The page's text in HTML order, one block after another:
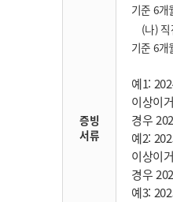
증빙
서류
기준 6개
(나) 직
기준 6개
예1:
이상이
경우
예2:
이상이
경우
예3: